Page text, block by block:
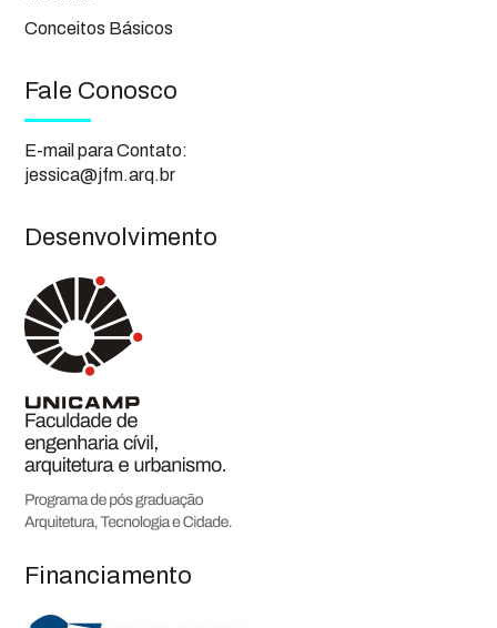
Conceitos Básicos
Fale Conosco
E-mail para Contato:
jessica@jfm.arq.br
Desenvolvimento
Financiamento